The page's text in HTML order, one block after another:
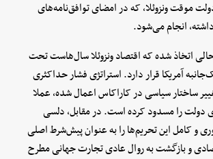
موقت ونزوئلا، که در امضای توافق‌نامه‌های
انجام می‌شود.
اتخاذ شده که اقتصاد ونزوئلا سال‌هاست تحت
آمریکا قرار دارد. استراتژی فشار حداکثری
ساختار سیاسی در کاراکاس اعمال شده، عملا
دولت را مسدود کرده است. در مقابل، دلسی
و کامل این تحریم‌ها را به عنوان پیش‌شرط اصلی
و بازگشت به روال عادی تجارت جهانی مطرح